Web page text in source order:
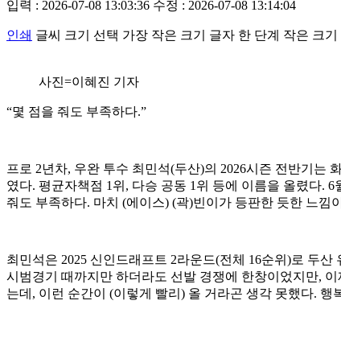
입력 : 2026-07-08 13:03:36 수정 : 2026-07-08 13:14:04
인쇄 글씨 크기 선택 가장 작은 크기 글자 한 단계 작은 크기
사진=이혜진 기자
“몇 점을 줘도 부족하다.”
프로 2년차, 우완 투수 최민석(두산)의 2026시즌 전반기는
였다. 평균자책점 1위, 다승 공동 1위 등에 이름을 올렸다.
줘도 부족하다. 마치 (에이스) (곽)빈이가 등판한 듯한 느낌
최민석은 2025 신인드래프트 2라운드(전체 16순위)로 두
시범경기 때까지만 하더라도 선발 경쟁에 한창이었지만,
는데, 이런 순간이 (이렇게 빨리) 올 거라곤 생각 못했다. 행